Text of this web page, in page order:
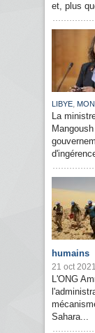
et, plus
LIBYE,
La
humains
21 oct 2021
L'ONG
Sahara...